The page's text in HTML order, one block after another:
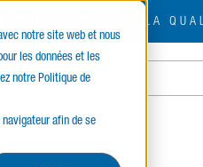
notre site web et nous
les données et les
notre Politique de
afin de se
OBSESSION POUR LA